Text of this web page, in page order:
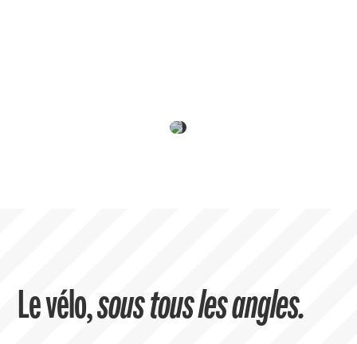
Le vélo,sous tous les angles.